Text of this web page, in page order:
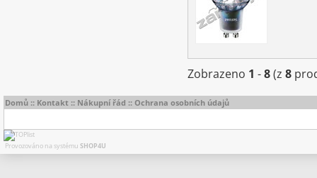
Zobrazeno 1 -8(z 8
Domů :: Kontakt :: Nákupní řád :: Ochrana osobních údajů
Provozováno na systému SHOP4U